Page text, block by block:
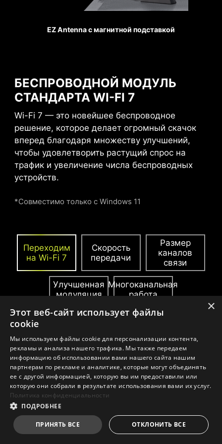
Системный вентилятор
Помпа
EZ Antenna с магнитной подставкой
БЕСПРОВОДНОЙ МОДУЛЬ
СТАНДАРТА WI-FI 7
Wi-Fi 7 — это новейшее беспроводное
решение, которое делает огромный скачок
вперед благодаря множеству улучшений,
чтобы удовлетворить растущий спрос на
трафик и увеличение числа беспроводных
устройств.
*Совместимо только с Windows 11
Переходим
на Wi-Fi 7
Скорость
передачи
Размер
каналов
связи
Улучшенная
модуляция
Многоканальная
работа
1.2X ПРОЧНОСТЬ
усилены стальными
элементами, что
позволяет использовать
массивные видеокарты
без риска повреждений.
Кроме того, такая
конструкция слотов
обеспечивает защиту от
ДОПОЛНИТЕЛЬНОЕ ПИТАНИЕ
PCIE
Эксклюзивный разъем дополнительного
питания PCIe обеспечивает выделенное
питание для требовательных к мощности
графических процессоров, используемых в
вычислениях и играх, гарантируя
производительность. Подробнее о
совместимости с корпусами.
×
Этот веб-сайт использует файлы
cookie
Мы используем файлы cookie для персонализации контента,
рекламы и анализа нашего трафика. Мы также передаем
информацию об использовании вами нашего сайта нашим
партнерам по рекламе и аналитике, которые могут объединять
ее с другой информацией, которую вы им предоставили или
которую они собрали в результате использования вами их услуг.
Политика конфиденциальности
ПОДРОБНЕЕ
ПРИНЯТЬ ВСЕ ОТКЛОНИТЬ ВСЕ